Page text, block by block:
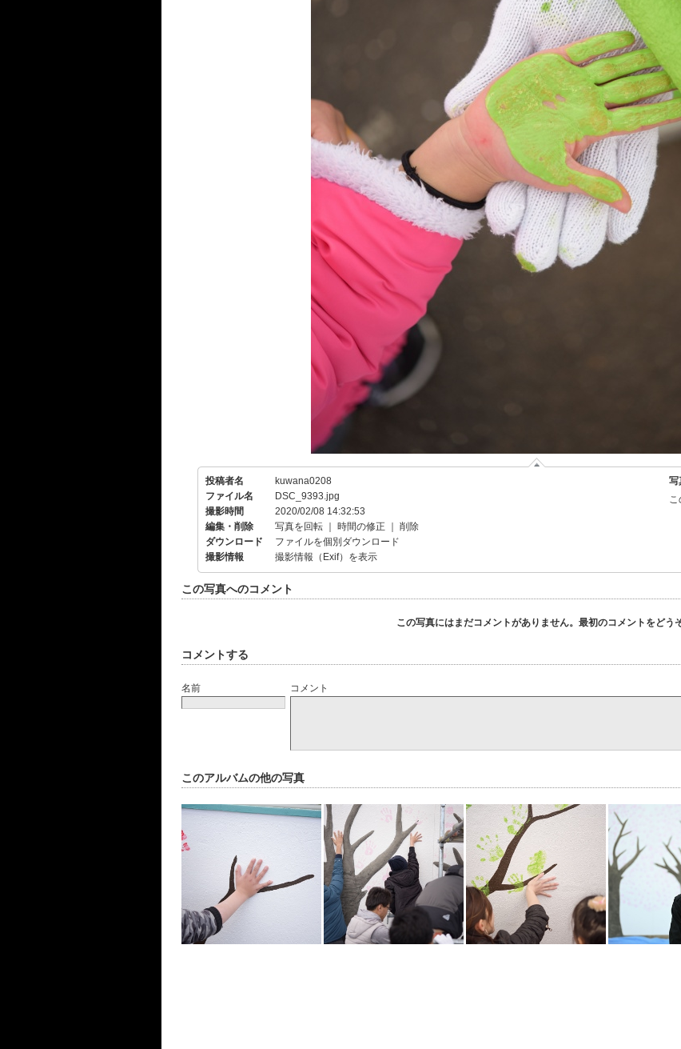
投稿者名
kuwana0208
ファイル名
DSC_9393.jpg
撮影時間
2020/02/08 14:32:53
編集・削除
写真を回転 時間の修正
削除
ダウンロード
ファイルを個別ダウンロード
撮影情報
撮影情報（Exif）を表示
写
この写真へのコメント
この写真にはまだコメントがありません。最初のコメントをどうぞ
コメントする
名前 コメント
このアルバムの他の写真